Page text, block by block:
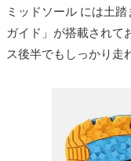
ミッドソール には土
ガイド」が搭載されて
ス後半でもしっかり走